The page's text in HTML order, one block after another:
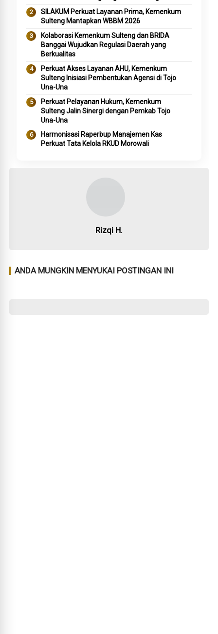
SILAKUM Perkuat Layanan Prima, Kemenkum
Sulteng Mantapkan WBBM 2026
Kolaborasi Kemenkum Sulteng dan BRIDA
Banggai Wujudkan Regulasi Daerah yang
Berkualitas
Perkuat Akses Layanan AHU, Kemenkum
Sulteng Inisiasi Pembentukan Agensi di Tojo
Una-Una
Perkuat Pelayanan Hukum, Kemenkum
Sulteng Jalin Sinergi dengan Pemkab Tojo
Una-Una
Harmonisasi Raperbup Manajemen Kas
Perkuat Tata Kelola RKUD Morowali
Rizqi H.
ANDA MUNGKIN MENYUKAI POSTINGAN INI